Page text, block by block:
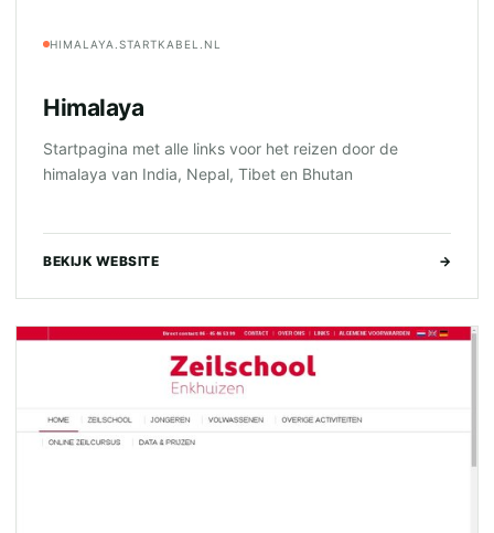
HIMALAYA.STARTKABEL.NL
Himalaya
Startpagina met alle links voor het reizen door de
himalaya van India, Nepal, Tibet en Bhutan
BEKIJK WEBSITE →